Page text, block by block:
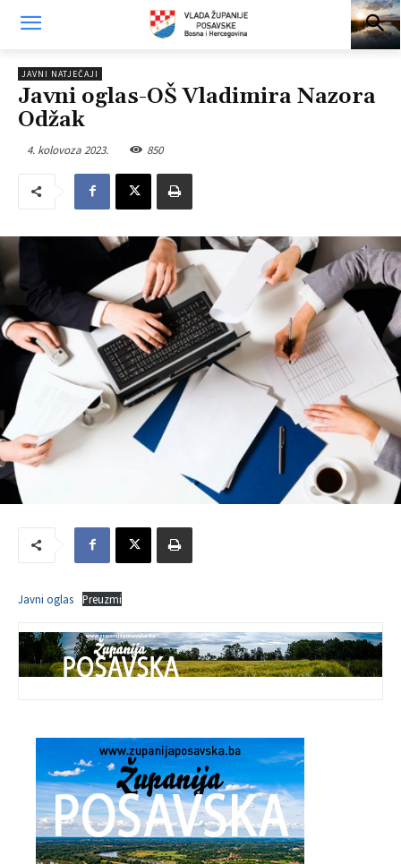
JAVNI NATJEČAJI
Javni oglas-OŠ Vladimira Nazora
Odžak
4. kolovoza 2023. 850
Javni oglas Preuzmi